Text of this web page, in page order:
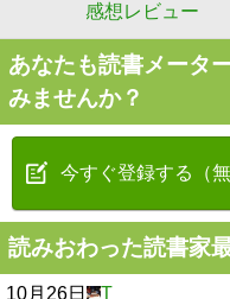
感想レビュー
あなたも読書メータ
みませんか？
今すぐ登録する（無
読みおわった読書家
10月26日 T